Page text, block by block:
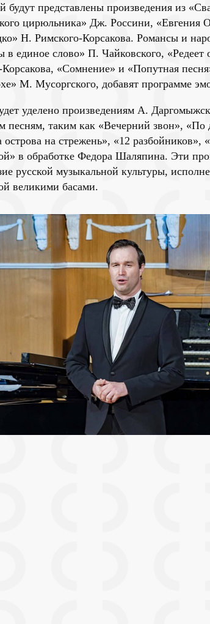
будут представлены произведения из
цирюльника» Дж. Россини, «Евгения
Н. Римского-Корсакова. Романсы и
в единое слово» П. Чайковского, «Редеет
Корсакова, «Сомнение» и «Попутная
М. Мусоргского, добавят программе
уделено произведениям А.
песням, таким как «Вечерний звон», «По
острова на стрежень», «12 разбойников»,
в обработке Федора Шаляпина. Эти
русской музыкальной культуры,
великими басами.